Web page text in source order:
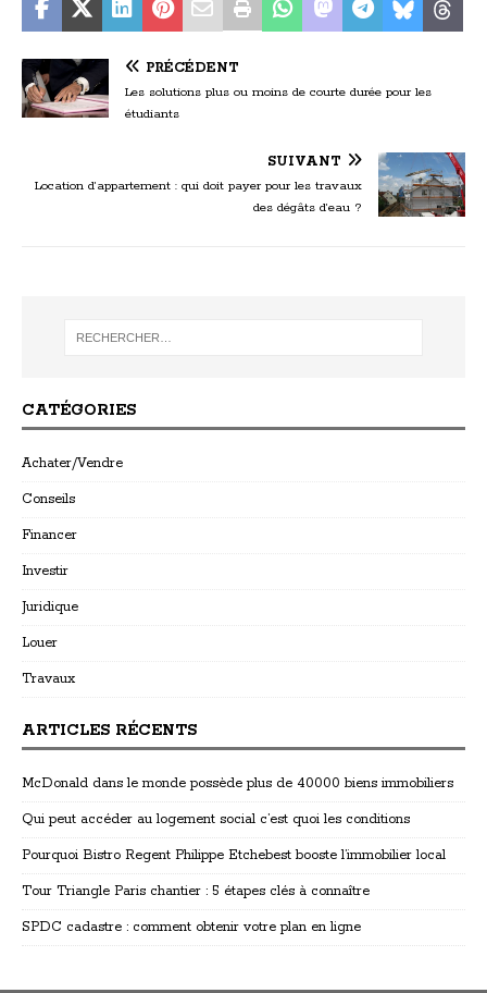
PRÉCÉDENT
Les solutions plus ou moins de courte durée pour les
étudiants
SUIVANT
Location d’appartement : qui doit payer pour les travaux
des dégâts d’eau ?
CATÉGORIES
Achater/Vendre
Conseils
Financer
Investir
Juridique
Louer
Travaux
ARTICLES RÉCENTS
McDonald dans le monde possède plus de 40000 biens immobiliers
Qui peut accéder au logement social c’est quoi les conditions
Pourquoi Bistro Regent Philippe Etchebest booste l’immobilier local
Tour Triangle Paris chantier : 5 étapes clés à connaître
SPDC cadastre : comment obtenir votre plan en ligne